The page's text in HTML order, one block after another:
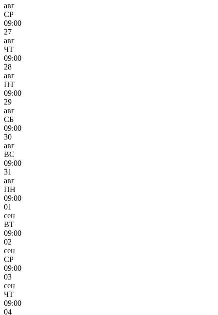
авг
СР
09:00
27
авг
ЧТ
09:00
28
авг
ПТ
09:00
29
авг
СБ
09:00
30
авг
ВС
09:00
31
авг
ПН
09:00
01
сен
ВТ
09:00
02
сен
СР
09:00
03
сен
ЧТ
09:00
04